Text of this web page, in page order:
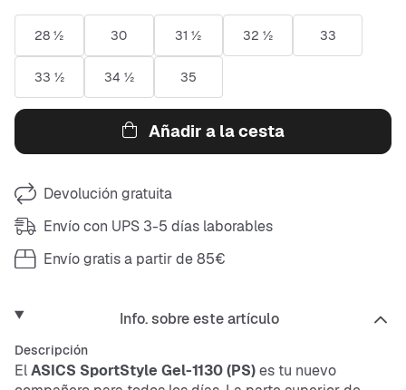
28 ½ 30 31 ½ 32 ½ 33
33 ½ 34 ½ 35
Añadir a la cesta
Devolución gratuita
Envío con UPS 3-5 días laborables
Envío gratis a partir de 85€
Info. sobre este artículo
Descripción
ElASICS SportStyle Gel-1130 (PS)es tu nuevo